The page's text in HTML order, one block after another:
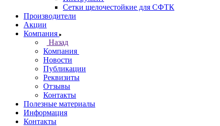
Сетки щелочестойкие для СФТК
Производители
Акции
Компания
Назад
Компания
Новости
Публикации
Реквизиты
Отзывы
Контакты
Полезные материалы
Информация
Контакты